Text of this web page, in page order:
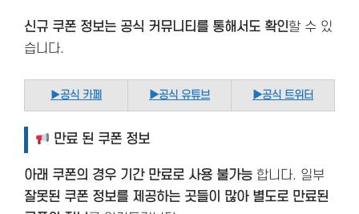
신규 쿠폰 정보는 공식 커뮤니티를 통해서도 확인할 수 있
습니다.
▶공식 카페 ▶공식 유튜브 ▶공식 트위터
만료 된 쿠폰 정보
아래 쿠폰의 경우 기간 만료로 사용 불가능 합니다. 일부
잘못된 쿠폰 정보를 제공하는 곳들이 많아 별도로 만료된